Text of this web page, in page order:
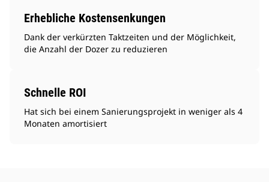
Erhebliche Kostensenkungen
Dank der verkürzten Taktzeiten und der Möglichkeit,
die Anzahl der Dozer zu reduzieren
Schnelle ROI
Hat sich bei einem Sanierungsprojekt in weniger als 4
Monaten amortisiert